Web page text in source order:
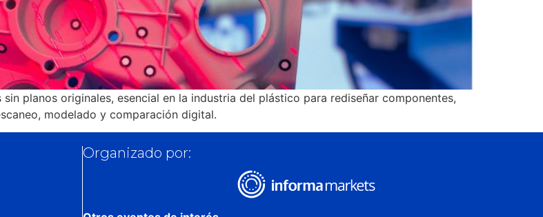
planos originales, esencial en la industria del plástico para rediseñar componentes,
modelado y comparación digital.
Organizado por: